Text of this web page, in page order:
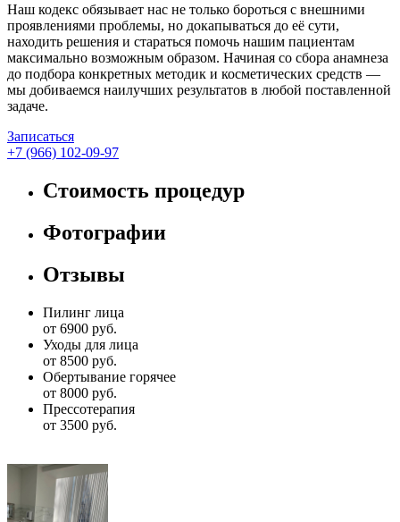
Наш кодекс обязывает нас не только бороться с внешними
проявлениями проблемы, но докапываться до её сути,
находить решения и стараться помочь нашим пациентам
максимально возможным образом. Начиная со сбора анамнеза
до подбора конкретных методик и косметических средств —
мы добиваемся наилучших результатов в любой поставленной
задаче.
Записаться
+7 (966) 102-09-97
Стоимость процедур
Фотографии
Отзывы
Пилинг лица
от 6900 руб.
Уходы для лица
от 8500 руб.
Обертывание горячее
от 8000 руб.
Прессотерапия
от 3500 руб.